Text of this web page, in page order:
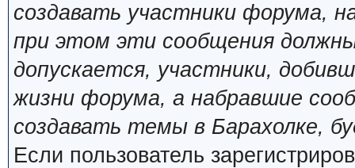
создавать участники форума,
при этом эти сообщения
допускается, участники,
жизни форума, а набравшие
создавать темы в Барахолке,
Если пользователь